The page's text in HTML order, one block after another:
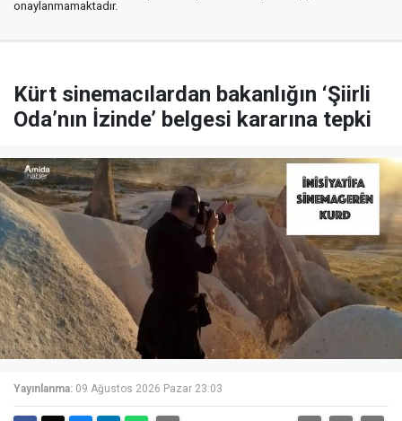
onaylanmamaktadır.
Kürt sinemacılardan bakanlığın ‘Şiirli
Oda’nın İzinde’ belgesi kararına tepki
Yayınlanma: 09 Ağustos 2026 Pazar 23:03